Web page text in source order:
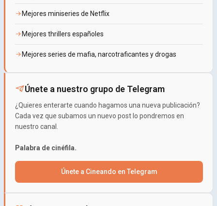
Mejores miniseries de Netflix
Mejores thrillers españoles
Mejores series de mafia, narcotraficantes y drogas
Únete a nuestro grupo de Telegram
¿Quieres enterarte cuando hagamos una nueva publicación?
Cada vez que subamos un nuevo post lo pondremos en
nuestro canal.
Palabra de cinéfila.
Únete a Cineando en Telegram